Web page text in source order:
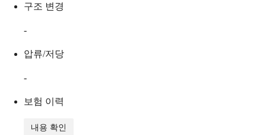
구조 변경
-
압류/저당
-
보험 이력
내용 확인